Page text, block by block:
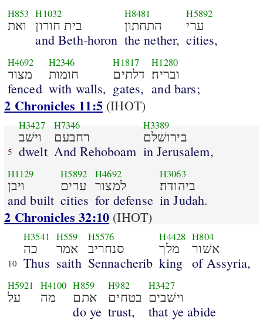
H853
ואת
H1032
בית חורון
and Beth-horon
H8481
התחתון
the nether,
H5892
ערי
cities,
H4692
מצור
fenced
H2346
חומות
with walls,
H1817
דלתים
gates,
H1280
ובריח׃
and bars;
2 Chronicles 11:5(IHOT)
5
H3427
וישׁב
dwelt
H7346
רחבעם
And Rehoboam
H3389
בירושׁלם
in Jerusalem,
H1129
ויבן
and built
H5892
ערים
cities
H4692
למצור
for defense
H3063
ביהודה׃
in Judah.
2 Chronicles 32:10 (IHOT)
10
H3541
כה
Thus
H559
אמר
saith
H5576
סנחריב
Sennacherib
H4428
מלך
king
H804
אשׁור
of Assyria,
H5921
על
H4100
מה
H859
אתם
do ye
H982
בטחים
trust,
H3427
וישׁבים
that ye abide